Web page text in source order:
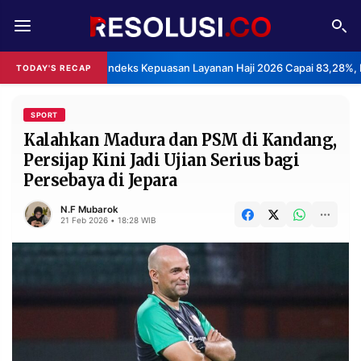
TODAY'S RECAPBPS: Indeks Kepuasan Layanan Haji 2026 Capai 83,28%,
REDAKSI TENTANG
RESOLUSI IKLAN
RUBRIKASI
EDITORIAL AKSARA
FINANSIA PERSONA
DAERAH NASIONAL
SPORT
Kalahkan Madura dan PSM di Kandang,
Persijap Kini Jadi Ujian Serius bagi
Persebaya di Jepara
N.F Mubarok
21 Feb 2026 • 18:28 WIB